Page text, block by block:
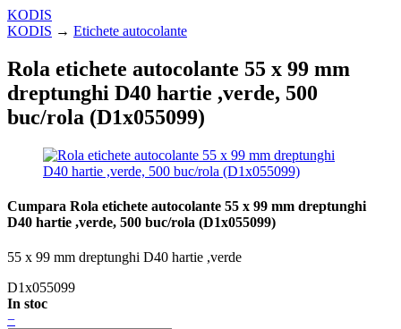
KODIS
KODIS → Etichete autocolante
Rola etichete autocolante 55 x 99 mm
dreptunghi D40 hartie ,verde, 500
buc/rola (D1x055099)
Cumpara Rola etichete autocolante 55 x 99 mm dreptunghi
D40 hartie ,verde, 500 buc/rola (D1x055099)
55 x 99 mm dreptunghi D40 hartie ,verde
D1x055099
In stoc
−